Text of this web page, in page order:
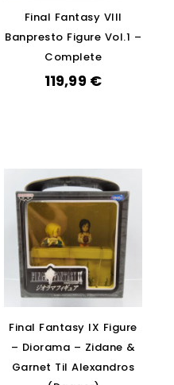
Final Fantasy VIII
Banpresto Figure Vol.1 –
Complete
119,99 €
Final Fantasy IX Figure
– Diorama – Zidane &
Garnet Til Alexandros